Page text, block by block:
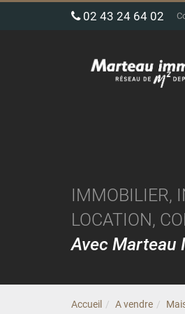
02 43 24 64 02
IMMOBILIER,
LOCATION,
Avec Marteau
Accueil A vendre